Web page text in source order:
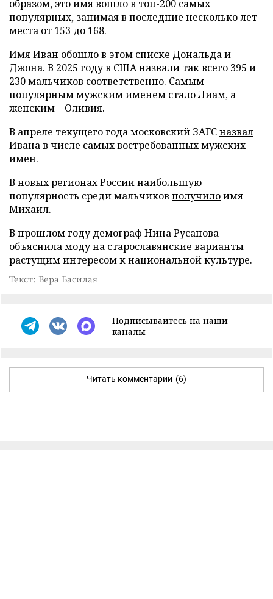
образом, это имя вошло в топ-200 самых
популярных, занимая в последние несколько лет
места от 153 до 168.
Имя Иван обошло в этом списке Дональда и
Джона. В 2025 году в США назвали так всего 395 и
230 мальчиков соответственно. Самым
популярным мужским именем стало Лиам, а
женским – Оливия.
В апреле текущего года московский ЗАГСназвал
Ивана в числе самых востребованных мужских
имен.
В новых регионах России наибольшую
популярность среди мальчиков получилоимя
Михаил.
В прошлом году демограф Нина Русанова
объясниламоду на старославянские варианты
растущим интересом к национальной культуре.
Текст: Вера Басилая
Подписывайтесь на наши
каналы
Читать комментарии (6)